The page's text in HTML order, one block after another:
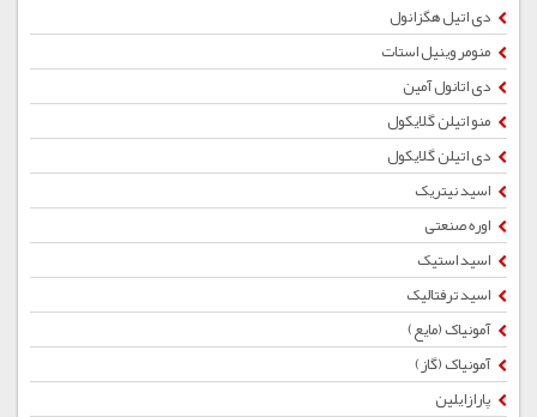
دی اتیل هگزانول
منومر وینیل استات
دی اتانول آمین
منو اتیلن گلایکول
دی اتیلن گلایکول
اسید نیتریک
اوره صنعتی
اسید استیک
اسید ترفتالیک
آمونیاک (مایع)
آمونیاک (گاز)
پارازایلین